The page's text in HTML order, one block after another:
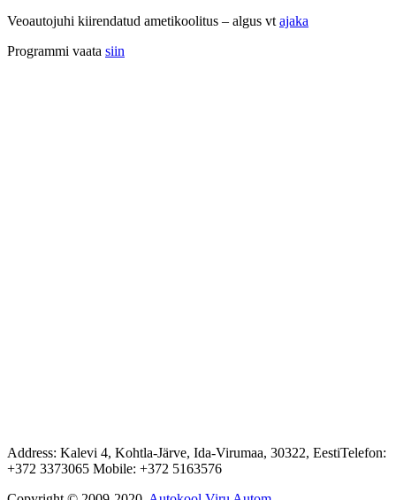
Veoautojuhi kiirendatud ametikoolitus – algus vt ajaka
Programmi vaata siin
Address: Kalevi 4, Kohtla-Järve, Ida-Virumaa, 30322, EestiTelefon:
+372 3373065 Mobile: +372 5163576